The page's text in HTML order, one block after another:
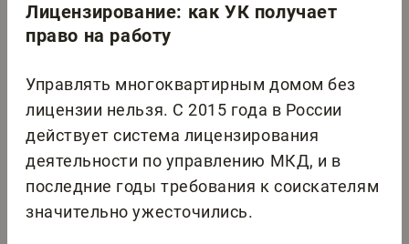
Лицензирование: как УК получает
право на работу
Управлять многоквартирным домом без
лицензии нельзя. С 2015 года в России
действует система лицензирования
деятельности по управлению МКД, и в
последние годы требования к соискателям
значительно ужесточились.